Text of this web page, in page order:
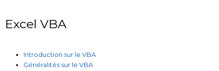
Excel VBA
Introduction sur le VBA
Généralités sur le VBA